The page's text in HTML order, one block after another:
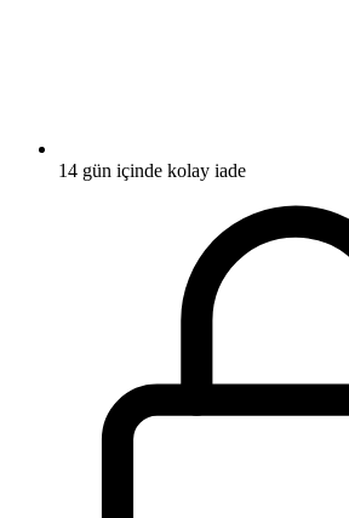
14 gün içinde kolay iade